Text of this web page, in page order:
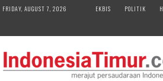
FRIDAY, AUGUST 7, 2026 EKBIS POLITIK